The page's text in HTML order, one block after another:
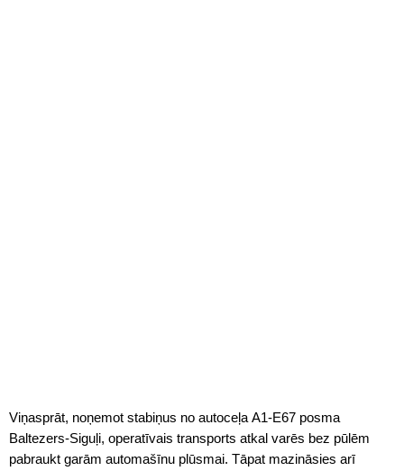
Viņasprāt, noņemot stabiņus no autoceļa A1-E67 posma
Baltezers-Siguļi, operatīvais transports atkal varēs bez pūlēm
pabraukt garām automašīnu plūsmai. Tāpat mazināsies arī